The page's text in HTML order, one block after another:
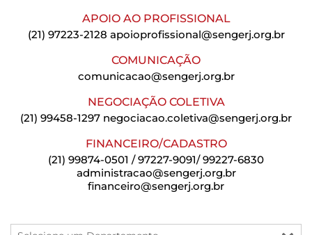
APOIO AO PROFISSIONAL
(21) 97223-2128 apoioprofissional@sengerj.org.br
COMUNICAÇÃO
comunicacao@sengerj.org.br
NEGOCIAÇÃO COLETIVA
(21) 99458-1297 negociacao.coletiva@sengerj.org.br
FINANCEIRO/CADASTRO
(21) 99874-0501 / 97227-9091/ 99227-6830
administracao@sengerj.org.br
financeiro@sengerj.org.br